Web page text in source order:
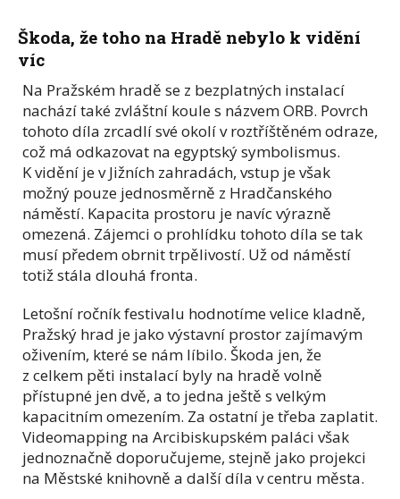
Škoda, že toho na Hradě nebylo k vidění
víc
Na Pražském hradě se z bezplatných instalací
nachází také zvláštní koule s názvem ORB. Povrch
tohoto díla zrcadlí své okolí v roztříštěném odraze,
což má odkazovat na egyptský symbolismus.
K vidění je v Jižních zahradách, vstup je však
možný pouze jednosměrně z Hradčanského
náměstí. Kapacita prostoru je navíc výrazně
omezená. Zájemci o prohlídku tohoto díla se tak
musí předem obrnit trpělivostí. Už od náměstí
totiž stála dlouhá fronta.
Letošní ročník festivalu hodnotíme velice kladně,
Pražský hrad je jako výstavní prostor zajímavým
oživením, které se nám líbilo. Škoda jen, že
z celkem pěti instalací byly na hradě volně
přístupné jen dvě, a to jedna ještě s velkým
kapacitním omezením. Za ostatní je třeba zaplatit.
Videomapping na Arcibiskupském paláci však
jednoznačně doporučujeme, stejně jako projekci
na Městské knihovně a další díla v centru města.